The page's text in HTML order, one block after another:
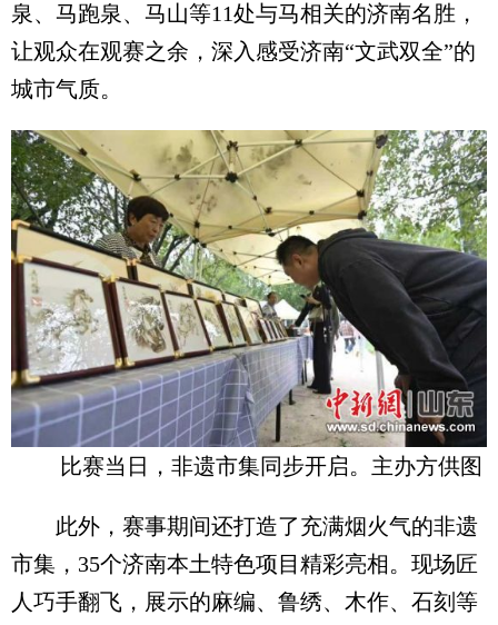
泉、马跑泉、马山等11处与马相关的济南名胜，
让观众在观赛之余，深入感受济南“文武双全”的
城市气质。
比赛当日，非遗市集同步开启。主办方供图
此外，赛事期间还打造了充满烟火气的非遗
市集，35个济南本土特色项目精彩亮相。现场匠
人巧手翻飞，展示的麻编、鲁绣、木作、石刻等